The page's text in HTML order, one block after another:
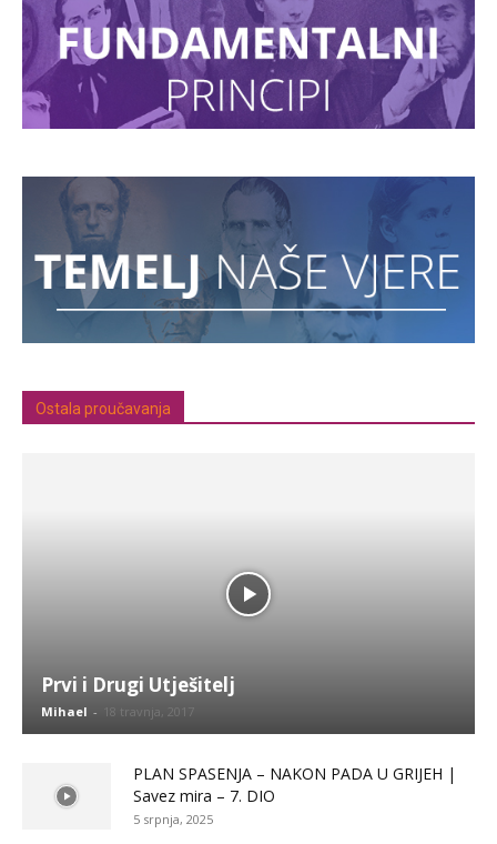
Ostala proučavanja
Prvi i Drugi Utješitelj
Mihael - 18 travnja, 2017
PLAN SPASENJA – NAKON PADA U GRIJEH |
Savez mira – 7. DIO
5 srpnja, 2025